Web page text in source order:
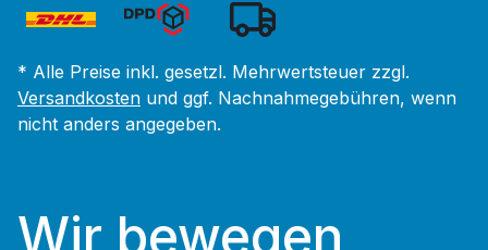
* Alle Preise inkl. gesetzl. Mehrwertsteuer zzgl.
Versandkosten und ggf. Nachnahmegebühren, wenn
nicht anders angegeben.
Wir bewegen